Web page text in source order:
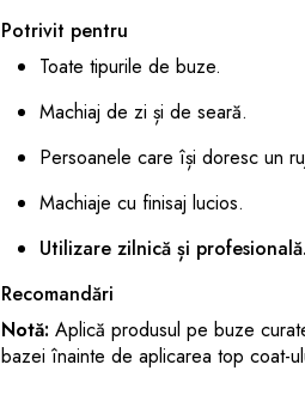
Potrivit pentru
Toate tipurile de buze.
Machiaj de zi și de seară.
Persoanele care își doresc un
Machiaje cu finisaj lucios.
Utilizare zilnică și profesională.
Recomandări
Notă: Aplică produsul pe buze
bazei înainte de aplicarea top coat-